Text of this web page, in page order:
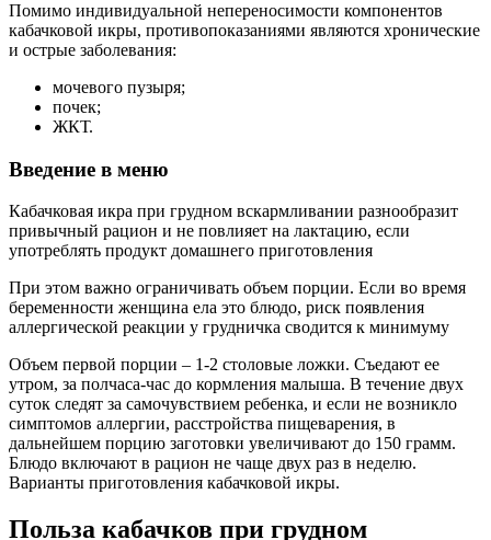
Помимо индивидуальной непереносимости компонентов
кабачковой икры, противопоказаниями являются хронические
и острые заболевания:
мочевого пузыря;
почек;
ЖКТ.
Введение в меню
Кабачковая икра при грудном вскармливании разнообразит
привычный рацион и не повлияет на лактацию, если
употреблять продукт домашнего приготовления
При этом важно ограничивать объем порции. Если во время
беременности женщина ела это блюдо, риск появления
аллергической реакции у грудничка сводится к минимуму
Объем первой порции – 1-2 столовые ложки. Съедают ее
утром, за полчаса-час до кормления малыша. В течение двух
суток следят за самочувствием ребенка, и если не возникло
симптомов аллергии, расстройства пищеварения, в
дальнейшем порцию заготовки увеличивают до 150 грамм.
Блюдо включают в рацион не чаще двух раз в неделю.
Варианты приготовления кабачковой икры.
Польза кабачков при грудном